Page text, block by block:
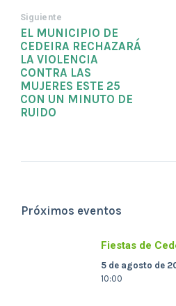
Siguiente
EL MUNICIPIO DE
CEDEIRA RECHAZARÁ
LA VIOLENCIA
CONTRA LAS
MUJERES ESTE 25
CON UN MINUTO DE
RUIDO
Próximos eventos
Fiestas de
5 de agosto de
10:00